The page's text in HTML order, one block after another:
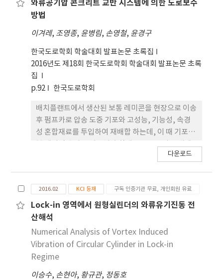
하고 압력계수를 실측자료와 비교하였다. 패널 경사
면을 타고 올라가는 풍향 0도의 경우는 실측자료와
패널에 부딪쳐 타고 내려가는 풍향 180도의 경우는
실측값과 상당한 차이가 있었다. 패널 위, 아래면의 압
력계수의 차이로 정의되는 순압력계수를 산출하고 이
를 건축구조기준의 독립된 편지붕의 최소 설계기준과
비교하였으며, 설계기준 범위 이내인 것을 확인하였
와류공기압 콘크리트 교반 시스템에 의한 도로보수
방법
이겨레, 조영종, 윤병림, 손영철, 윤경구
한국도로학회 학술대회 발표논문 초록집
2016년도 제18회 한국도로학회 학술대회 발표논문 초록
집
p.92
한국도로학회
배치플랜트에서 생산된 보통 레미콘을 현장으로 이송
후 펌프카로 압송 도중 기포와 고성능, 기능성, 속경
성 혼합재료를 투입하여 재배합 하는데, 이 때 기포의
고르게 분산시키게 되나 콘크리트에 다량의 공기가
기압 스프레이 공법을 활용하여 공기를 소산시켜 원
하는 공기량으로 줄이고 원래의 슬럼프로 감소시켜
속경성, 작업성, 고내구성을 확보하는 저비용 속경 성
콘크리트를 생산할 수 있다. 펌프카를 이용하여 재료
를 이송 도중 공기압 와류와 낙하에 의해 교반하는 시
스템으로, 펌프카에 직접 분말공급장치, 기포발생기,
에어컴프레셔 등을 연결하여 2회에 걸친 공기압 분사
를 통해 재료를 교반하고 최종적으로 공기압 분사함
다운로드
2016.02 KCI 등재 구독 인증기관 무료, 개인회원 유료
Lock-in 영역에서 원형실린더의 와류유기진동 전
산해석
Numerical Analysis of Vortex Induced
Vibration of Circular Cylinder in Lock-in
Regime
이승수, 손현아, 황규관, 정동호